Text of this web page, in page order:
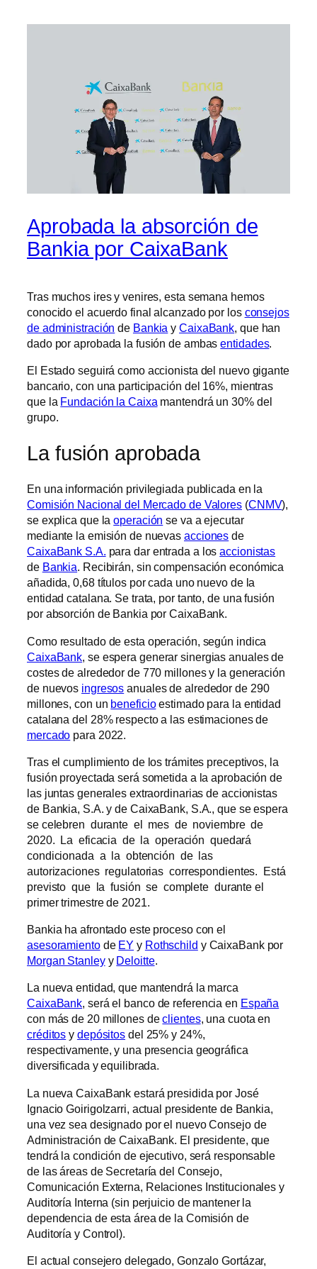
Aprobada la absorción de
Bankia por CaixaBank
Tras muchos ires y venires, esta semana hemos
conocido el acuerdo final alcanzado por los consejos
de administración de Bankia yCaixaBank, que han
dado por aprobada la fusión de ambasentidades.
El Estado seguirá como accionista del nuevo gigante
bancario, con una participación del 16%, mientras
que la Fundación la Caixa mantendrá un 30% del
grupo.
La fusión aprobada
En una información privilegiada publicada en la
Comisión Nacional del Mercado de Valores (CNMV),
se explica que laoperación se va a ejecutar
mediante la emisión de nuevas acciones de
CaixaBank S.A. para dar entrada a losaccionistas
de Bankia. Recibirán, sin compensación económica
añadida, 0,68 títulos por cada uno nuevo de la
entidad catalana. Se trata, por tanto, de una fusión
por absorción de Bankia por CaixaBank.
Como resultado de esta operación, según indica
CaixaBank, se espera generar sinergias anuales de
costes de alrededor de 770 millones y la generación
de nuevos ingresos anuales de alrededor de 290
millones, con un beneficioestimado para la entidad
catalana del 28% respecto a las estimaciones de
mercado para 2022.
Tras el cumplimiento de los trámites preceptivos, la
fusión proyectada será sometida a la aprobación de
las juntas generales extraordinarias de accionistas
de Bankia, S.A. y de CaixaBank, S.A., que se espera
se celebren durante el mes de noviembre de
2020. La eficacia de la operación quedará
condicionada a la obtención de las
autorizaciones regulatorias correspondientes. Está
previsto que la fusión se complete durante el
primer trimestre de 2021.
Bankia ha afrontado este proceso con el
asesoramientode EY y Rothschild y CaixaBank por
Morgan Stanleyy Deloitte.
La nueva entidad, que mantendrá la marca
CaixaBank, será el banco de referencia en España
con más de 20 millones declientes, una cuota en
créditos y depósitos del 25% y 24%,
respectivamente, y una presencia geográfica
diversificada y equilibrada.
La nueva CaixaBank estará presidida por José
Ignacio Goirigolzarri, actual presidente de Bankia,
una vez sea designado por el nuevo Consejo de
Administración de CaixaBank. El presidente, que
tendrá la condición de ejecutivo, será responsable
de las áreas de Secretaría del Consejo,
Comunicación Externa, Relaciones Institucionales y
Auditoría Interna (sin perjuicio de mantener la
dependencia de esta área de la Comisión de
Auditoría y Control).
El actual consejero delegado, Gonzalo Gortázar,